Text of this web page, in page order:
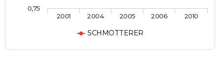
SCHMOTTERER
2001 2004 2005 2006 2010
0,75